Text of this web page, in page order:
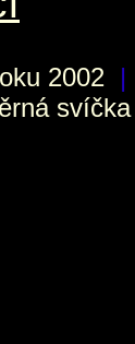
2002 |